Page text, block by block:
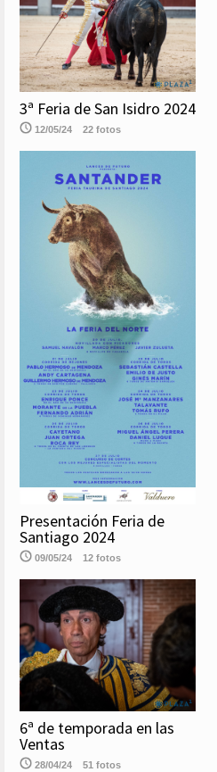
3ª Feria de San Isidro 2024
12/05/24 22 fotos
Presentación Feria de
Santiago 2024
09/05/24 12 fotos
6ª de temporada en las
Ventas
28/04/24 51 fotos